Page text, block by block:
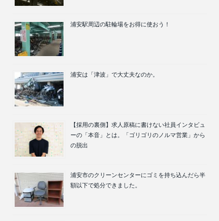
浦安駅周辺の駐輪場をお得に使おう！
浦安は「津波」で大丈夫なのか。
【採用の裏側】求人原稿に書けない社員インタビュ
ーの「本音」とは。「ゴリゴリのノルマ営業」から
の脱出
浦安市のクリーンセンターにゴミを持ち込んだら半
額以下で処分できました。